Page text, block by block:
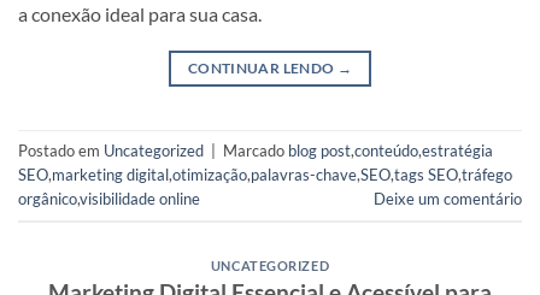
a conexão ideal para sua casa.
CONTINUAR LENDO →
Postado em Uncategorized Marcado blog post,conteúdo,estratégia
SEO,marketing digital,otimização,palavras-chave,SEO,tags SEO,tráfego
orgânico,visibilidade online Deixe um comentário
UNCATEGORIZED